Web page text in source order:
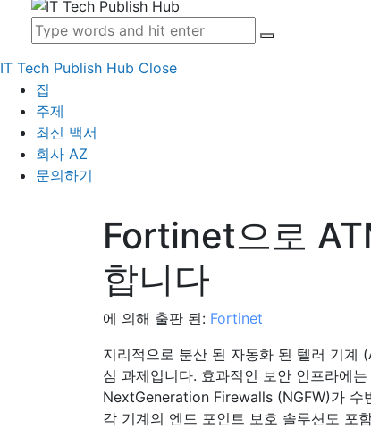
IT Tech Publish Hub Close
집
주제
최신 백서
회사 AZ
문의하기
Fortinet으로
합니다
에 의해 출판 된: Fortinet
지리적으로 분산 된 자동화 된 텔러 기계
심 과제입니다. 효과적인 보안 인프라에
NextGeneration Firewalls (NGFW)가 수
각 기계의 엔드 포인트 보호 솔루션도 포